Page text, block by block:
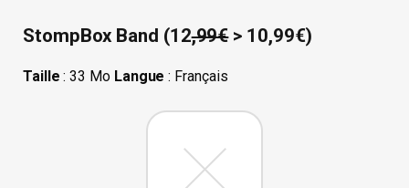
StompBox Band (12,99€> 10,99€)
Taille: 33 Mo Langue : Français